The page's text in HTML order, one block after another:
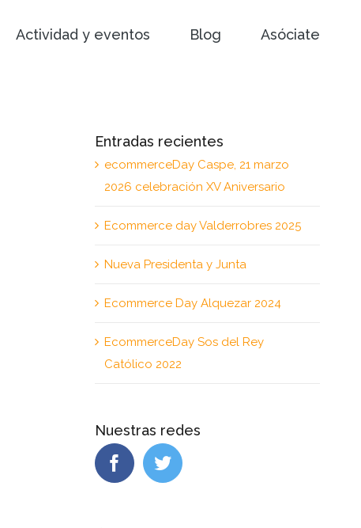
Actividad y eventos Blog Asóciate
Entradas recientes
ecommerceDay Caspe, 21 marzo
2026 celebración XV Aniversario
Ecommerce day Valderrobres 2025
Nueva Presidenta y Junta
Ecommerce Day Alquezar 2024
EcommerceDay Sos del Rey
Católico 2022
Nuestras redes